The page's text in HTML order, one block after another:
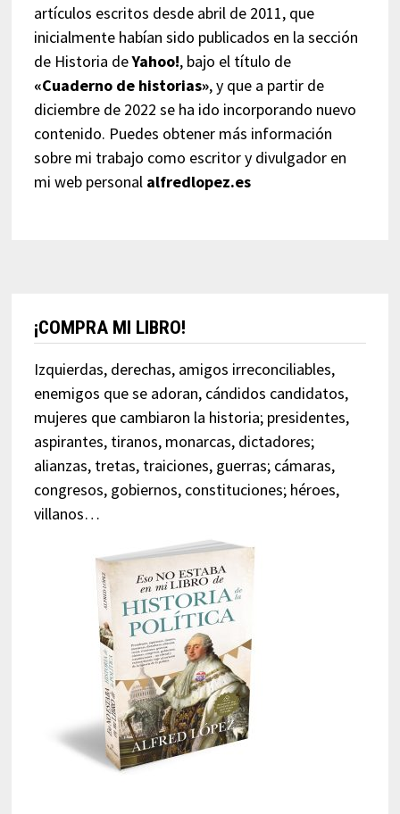
artículos escritos desde abril de 2011, que
inicialmente habían sido publicados en la sección
de Historia deYahoo!, bajo el título de
«Cuaderno de historias», y que a partir de
diciembre de 2022 se ha ido incorporando nuevo
contenido. Puedes obtener más información
sobre mi trabajo como escritor y divulgador en
mi web personal alfredlopez.es
¡COMPRA MI LIBRO!
Izquierdas, derechas, amigos irreconciliables,
enemigos que se adoran, cándidos candidatos,
mujeres que cambiaron la historia; presidentes,
aspirantes, tiranos, monarcas, dictadores;
alianzas, tretas, traiciones, guerras; cámaras,
congresos, gobiernos, constituciones; héroes,
villanos…